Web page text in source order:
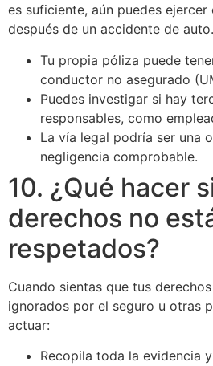
es suficiente, aún puedes
después de un accidente de auto.
Tu propia póliza puede
conductor no asegurado
Puedes investigar si hay
responsables, como
La vía legal podría ser una
negligencia comprobable.
10. ¿Qué hacer
derechos no
respetados?
Cuando sientas que tus
ignorados por el seguro u otras
actuar:
Recopila toda la evidencia